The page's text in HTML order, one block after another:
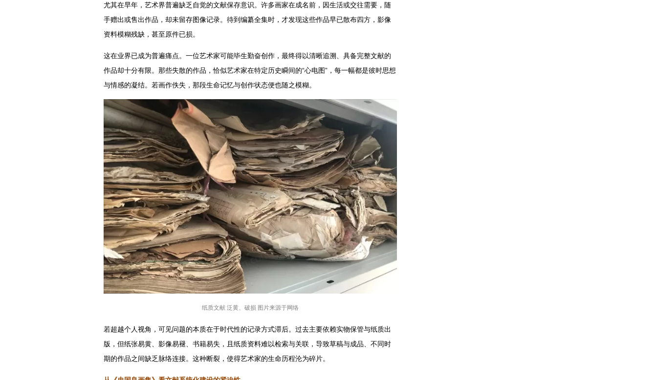
尤其在早年，艺术界普遍缺乏自觉的文献保存意识。许多画家在成名前，因生活或交往需要，随
手赠出或售出作品，却未留存图像记录。待到编纂全集时，才发现这些作品早已散布四方，影像
资料模糊残缺，甚至原件已损。
这在业界已成为普遍痛点。一位艺术家可能毕生勤奋创作，最终得以清晰追溯、具备完整文献的
作品却十分有限。那些失散的作品，恰似艺术家在特定历史瞬间的“心电图”，每一幅都是彼时思想
与情感的凝结。若画作佚失，那段生命记忆与创作状态便也随之模糊。
纸质文献 泛黄、破损 图片来源于网络
若超越个人视角，可见问题的本质在于时代性的记录方式滞后。过去主要依赖实物保管与纸质出
版，但纸张易黄、影像易褪、书籍易失，且纸质资料难以检索与关联，导致草稿与成品、不同时
期的作品之间缺乏脉络连接。这种断裂，使得艺术家的生命历程沦为碎片。